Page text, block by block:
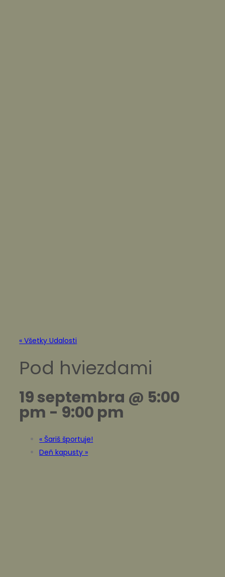
« Všetky Udalosti
Pod hviezdami
19 septembra @ 5:00
pm -9:00 pm
« Šariš športuje!
Deň kapusty »